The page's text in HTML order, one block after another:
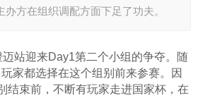
方在组织调配方面下足了功夫。
站迎来Day1第二个小组的争夺。随
家都选择在这个组别前来参赛。因
结束前，不断有玩家走进国家杯，在